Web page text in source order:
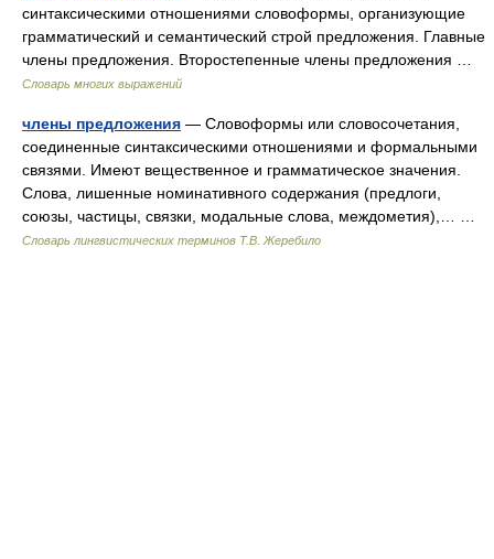
синтаксическими отношениями словоформы, организующие
грамматический и семантический строй предложения. Главные
члены предложения. Второстепенные члены предложения …
Словарь многих выражений
члены предложения — Словоформы или словосочетания,
соединенные синтаксическими отношениями и формальными
связями. Имеют вещественное и грамматическое значения.
Слова, лишенные номинативного содержания (предлоги,
союзы, частицы, связки, модальные слова, междометия),… …
Словарь лингвистических терминов Т.В. Жеребило